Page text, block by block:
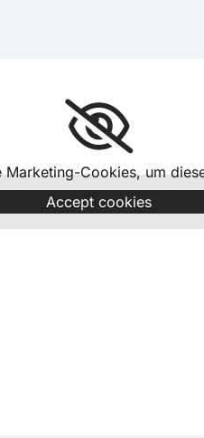
Marketing-Cookies, um
Accept cookies